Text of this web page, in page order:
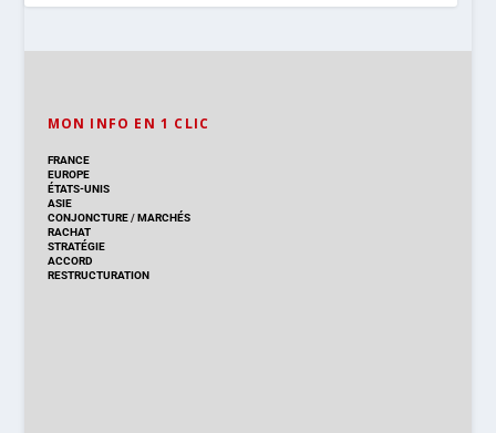
MON INFO EN 1 CLIC
FRANCE
EUROPE
ÉTATS-UNIS
ASIE
CONJONCTURE/MARCHÉS
RACHAT
STRATÉGIE
ACCORD
RESTRUCTURATION